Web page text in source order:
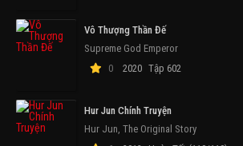
Vô Thượng Thần Đế
Supreme God Emperor
0
2020 Tập 602
Hur Jun Chính Truyện
Hur Jun, The Original Story